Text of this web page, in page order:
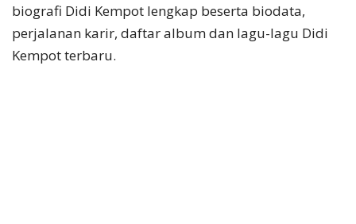
biografi Didi Kempot lengkap beserta biodata,
perjalanan karir, daftar album dan lagu-lagu Didi
Kempot terbaru.